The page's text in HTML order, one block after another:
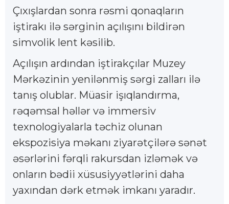
Çıxışlardan sonra rəsmi qonaqların
iştirakı ilə sərginin açılışını bildirən
simvolik lent kəsilib.
Açılışın ardından iştirakçılar Muzey
Mərkəzinin yenilənmiş sərgi zalları ilə
tanış olublar. Müasir işıqlandırma,
rəqəmsal həllər və immersiv
texnologiyalarla təchiz olunan
ekspozisiya məkanı ziyarətçilərə sənət
əsərlərini fərqli rakursdan izləmək və
onların bədii xüsusiyyətlərini daha
yaxından dərk etmək imkanı yaradır.